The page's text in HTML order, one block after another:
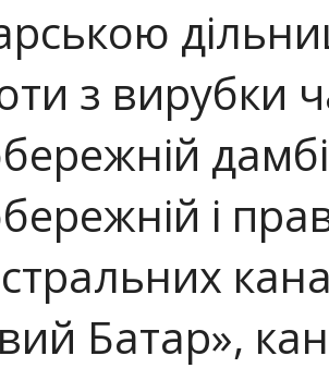
з вирубки
і
Батар»,